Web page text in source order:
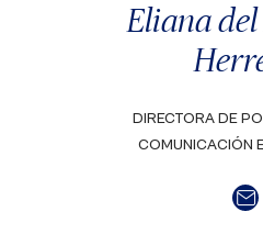
Eliana
DIRECTORA DE
COMUNICACIÓN